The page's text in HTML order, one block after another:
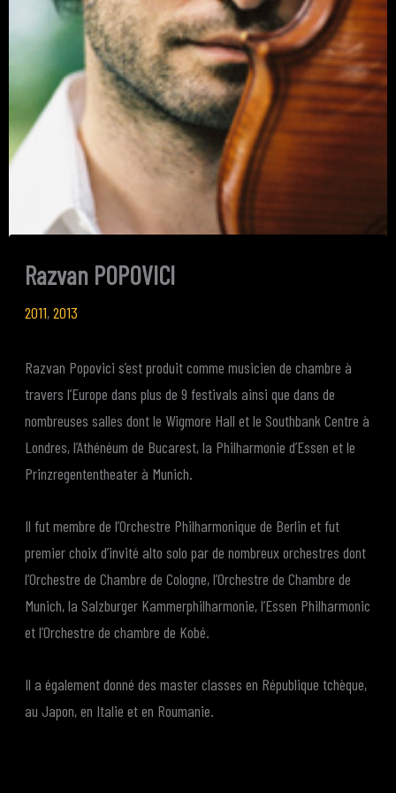
Razvan POPOVICI
2011,2013
Razvan Popovici s’est produit comme musicien de chambre à
travers l’Europe dans plus de 9 festivals ainsi que dans de
nombreuses salles dont le Wigmore Hall et le Southbank Centre à
Londres, l’Athénéum de Bucarest, la Philharmonie d’Essen et le
Prinzregententheater à Munich.
Il fut membre de l’Orchestre Philharmonique de Berlin et fut
premier choix d’invité alto solo par de nombreux orchestres dont
l’Orchestre de Chambre de Cologne, l’Orchestre de Chambre de
Munich, la Salzburger Kammerphilharmonie, l’Essen Philharmonic
et l’Orchestre de chambre de Kobé.
Il a également donné des master classes en République tchèque,
au Japon, en Italie et en Roumanie.